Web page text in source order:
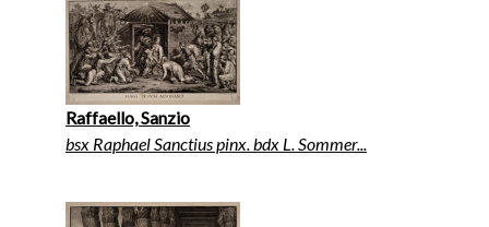
Raffaello, Sanzio
bsx Raphael Sanctius pinx. bdx L. Sommer...